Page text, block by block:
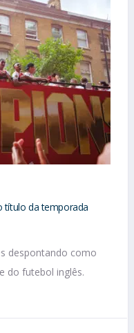
título da temporada
despontando como
do futebol inglês.